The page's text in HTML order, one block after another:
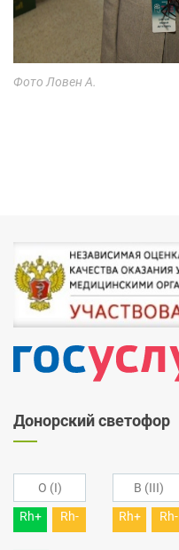
Фото Ловен А.
Донорский светофор
O (I)
Rh+
Rh-
B (III)
Rh+
Rh-